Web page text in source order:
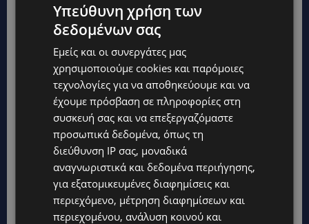
Υπεύθυνη χρήση των
δεδομένων σας
Εμείς και οι συνεργάτες μας
χρησιμοποιούμε cookies και παρόμοιες
τεχνολογίες για να αποθηκεύουμε και να
έχουμε πρόσβαση σε πληροφορίες στη
συσκευή σας και να επεξεργαζόμαστε
προσωπικά δεδομένα, όπως τη
διεύθυνση IP σας, μοναδικά
αναγνωριστικά και δεδομένα περιήγησης,
για εξατομικευμένες διαφημίσεις και
περιεχόμενο, μέτρηση διαφημίσεων και
περιεχομένου, ανάλυση κοινού και